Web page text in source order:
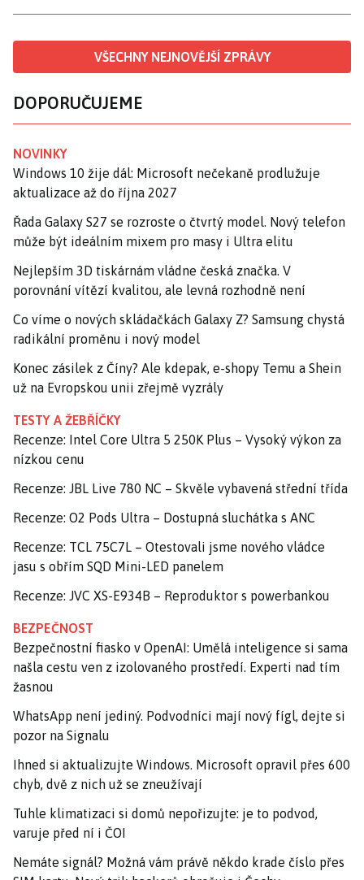
VŠECHNY NEJNOVĚJŠÍ ZPRÁVY
DOPORUČUJEME
NOVINKY
Windows 10 žije dál: Microsoft nečekaně prodlužuje
aktualizace až do října 2027
Řada Galaxy S27 se rozroste o čtvrtý model. Nový telefon
může být ideálním mixem pro masy i Ultra elitu
Nejlepším 3D tiskárnám vládne česká značka. V
porovnání vítězí kvalitou, ale levná rozhodně není
Co víme o nových skládačkách Galaxy Z? Samsung chystá
radikální proměnu i nový model
Konec zásilek z Číny? Ale kdepak, e-shopy Temu a Shein
už na Evropskou unii zřejmě vyzrály
TESTY A ŽEBŘÍČKY
Recenze: Intel Core Ultra 5 250K Plus – Vysoký výkon za
nízkou cenu
Recenze: JBL Live 780 NC – Skvěle vybavená střední třída
Recenze: O2 Pods Ultra – Dostupná sluchátka s ANC
Recenze: TCL 75C7L – Otestovali jsme nového vládce
jasu s obřím SQD Mini-LED panelem
Recenze: JVC XS-E934B – Reproduktor s powerbankou
BEZPEČNOST
Bezpečnostní fiasko v OpenAI: Umělá inteligence si sama
našla cestu ven z izolovaného prostředí. Experti nad tím
žasnou
WhatsApp není jediný. Podvodníci mají nový fígl, dejte si
pozor na Signalu
Ihned si aktualizujte Windows. Microsoft opravil přes 600
chyb, dvě z nich už se zneužívají
Tuhle klimatizaci si domů nepořizujte: je to podvod,
varuje před ní i ČOI
Nemáte signál? Možná vám právě někdo krade číslo přes